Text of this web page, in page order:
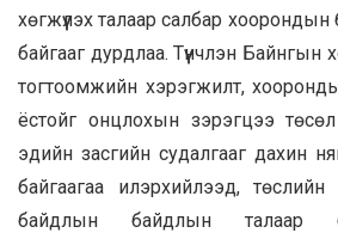
хөгжүүлэх талаар салбар хоорондын
байгааг дурдлаа. Түүнчлэн Байнгын
тогтоомжийн хэрэгжилт,
ёстойг онцлохын зэрэгцээ
эдийн засгийн судалгааг дахин
байгаагаа илэрхийлээд,
байдлын байдлын талаар